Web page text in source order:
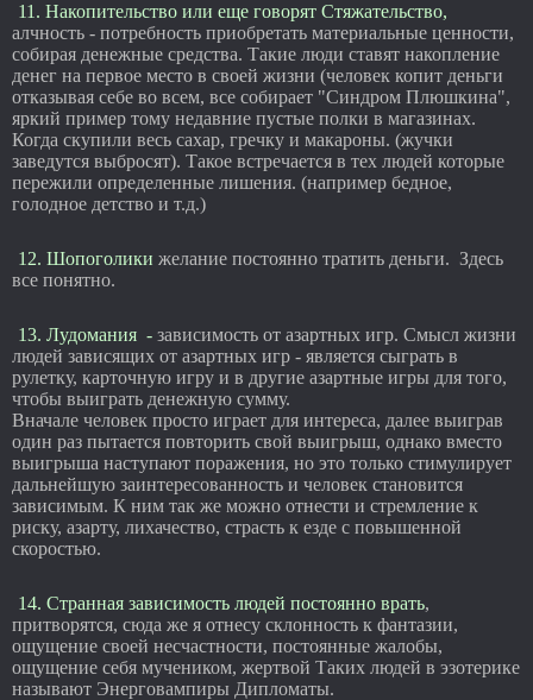
11. Накопительство или еще говорят Стяжательство,
алчность - потребность приобретать материальные ценности,
собирая денежные средства. Такие люди ставят накопление
денег на первое место в своей жизни (человек копит деньги
отказывая себе во всем, все собирает "Синдром Плюшкина",
яркий пример тому недавние пустые полки в магазинах.
Когда скупили весь сахар, гречку и макароны. (жучки
заведутся выбросят). Такое встречается в тех людей которые
пережили определенные лишения. (например бедное,
голодное детство и т.д.)
12. Шопоголики желание постоянно тратить деньги. Здесь
все понятно.
13. Лудомания - зависимость от азартных игр. Смысл жизни
людей зависящих от азартных игр - является сыграть в
рулетку, карточную игру и в другие азартные игры для того,
чтобы выиграть денежную сумму.
Вначале человек просто играет для интереса, далее выиграв
один раз пытается повторить свой выигрыш, однако вместо
выигрыша наступают поражения, но это только стимулирует
дальнейшую заинтересованность и человек становится
зависимым. К ним так же можно отнести и стремление к
риску, азарту, лихачество, страсть к езде с повышенной
скоростью.
14. Странная зависимость людей постоянно врать,
притворятся, сюда же я отнесу склонность к фантазии,
ощущение своей несчастности, постоянные жалобы,
ощущение себя мучеником, жертвой Таких людей в эзотерике
называют Энерговампиры Дипломаты.